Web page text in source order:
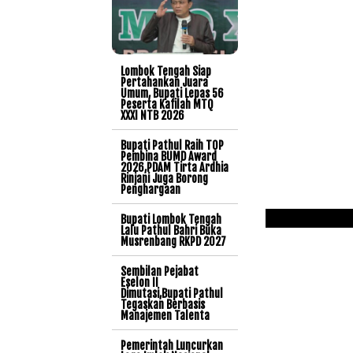
Lombok Tengah Siap
Pertahankan Juara
Umum, Bupati Lepas 56
Peserta Kafilah MTQ
XXXI NTB 2026
Bupati Pathul Raih TOP
Pembina BUMD Award
2026,PDAM Tirta Ardhia
Rinjani Juga Borong
Penghargaan
Bupati Lombok Tengah
Lalu Pathul Bahri Buka
Musrenbang RKPD 2027
Sembilan Pejabat
Eselon II
Dimutasi,Bupati Pathul
Tegaskan Berbasis
Manajemen Talenta
Pemerintah Luncurkan